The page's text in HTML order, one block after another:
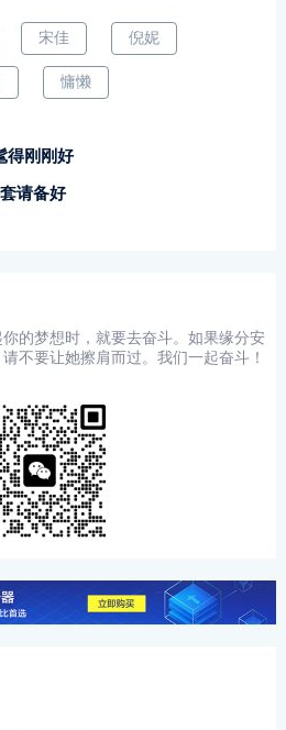
宋佳 倪妮
慵懒
得刚刚好
请备好
的梦想时，就要去奋斗。如果缘分安
不要让她擦肩而过。我们一起奋斗！